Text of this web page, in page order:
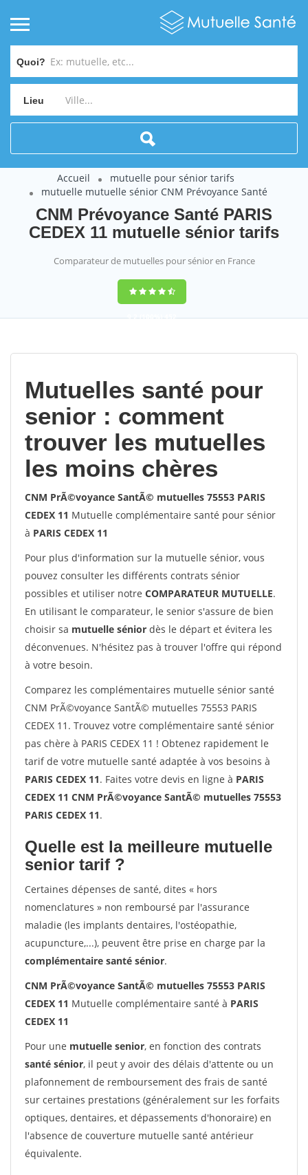
Quoi?
Lieu
Accueil
mutuelle pour sénior tarifs
mutuelle mutuelle sénior CNM Prévoyance Santé
CNM Prévoyance Santé PARIS
CEDEX 11 mutuelle sénior tarifs
Comparateur de mutuelles pour sénior en France
9,2(100%)452
Mutuelles santé pour
senior : comment
trouver les mutuelles
les moins chères
CNM PrÃ©voyance SantÃ© mutuelles 75553 PARIS
CEDEX 11 Mutuelle complémentaire santé pour sénior
à PARIS CEDEX 11
Pour plus d'information sur la mutuelle sénior, vous
pouvez consulter les différents contrats sénior
possibles et utiliser notre COMPARATEUR MUTUELLE.
En utilisant le comparateur, le senior s'assure de bien
choisir sa mutuelle sénior dès le départ et évitera les
déconvenues. N'hésitez pas à trouver l'offre qui répond
à votre besoin.
Comparez les complémentaires mutuelle sénior santé
CNM PrÃ©voyance SantÃ© mutuelles 75553 PARIS
CEDEX 11. Trouvez votre complémentaire santé sénior
pas chère à PARIS CEDEX 11 ! Obtenez rapidement le
tarif de votre mutuelle santé adaptée à vos besoins à
PARIS CEDEX 11. Faites votre devis en ligne à PARIS
CEDEX 11 CNM PrÃ©voyance SantÃ© mutuelles 75553
PARIS CEDEX 11.
Quelle est la meilleure mutuelle
senior tarif ?
Certaines dépenses de santé, dites « hors
nomenclatures » non remboursé par l'assurance
maladie (les implants dentaires, l'ostéopathie,
acupuncture,...), peuvent être prise en charge par la
complémentaire santé sénior.
CNM PrÃ©voyance SantÃ© mutuelles 75553 PARIS
CEDEX 11 Mutuelle complémentaire santé à PARIS
CEDEX 11
Pour une mutuelle senior, en fonction des contrats
santé sénior, il peut y avoir des délais d'attente ou un
plafonnement de remboursement des frais de santé
sur certaines prestations (généralement sur les forfaits
optiques, dentaires, et dépassements d'honoraire) en
l'absence de couverture mutuelle santé antérieur
équivalente.